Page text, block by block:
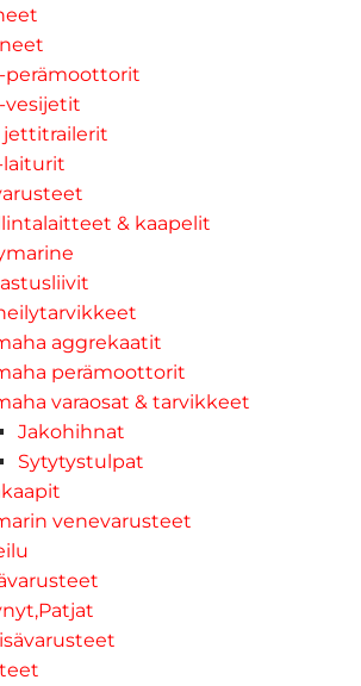
perämoottorit
vesijetit
jettitrailerit
laiturit
& kaapelit
aggrekaatit
perämoottorit
varaosat & tarvikkeet
Jakohihnat
Sytytystulpat
venevarusteet